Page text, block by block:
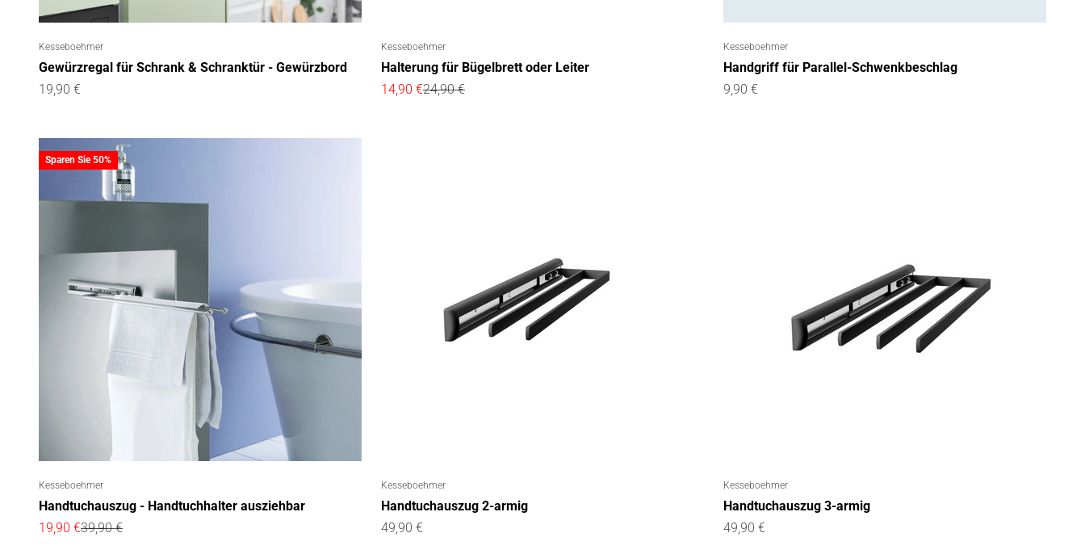
Kesseboehmer
Gewürzregal für Schrank & Schranktür - Gewürzbord
Angebot
19,90 €
Kesseboehmer
Halterung für Bügelbrett oder Leiter
Angebot
14,90 €Regulärer Preis
24,90 €
Kesseboehmer
Handgriff für Parallel-Schwenkbeschlag
Angebot
9,90 €
Sparen Sie 50%
Kesseboehmer
Handtuchauszug - Handtuchhalter ausziehbar
Angebot
19,90 €Regulärer Preis
39,90 €
Kesseboehmer
Handtuchauszug 2-armig
Angebot
49,90 €
Kesseboehmer
Handtuchauszug 3-armig
Angebot
49,90 €